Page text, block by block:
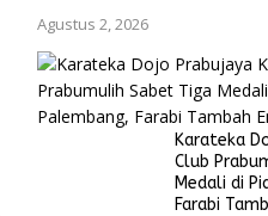
Agustus 2, 2026
Karateka
Club
Medali di
Farabi